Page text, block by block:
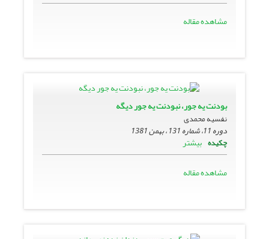
مشاهده مقاله
بودنت یه جور، نبودنت یه جور دیگه
نفسیه محمدی
دوره 11، شماره 131 ، بهمن 1381
چکیده بیشتر
مشاهده مقاله